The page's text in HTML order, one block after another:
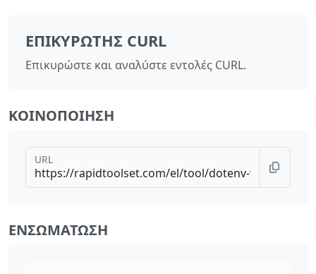
ΕΠΙΚΥΡΩΤΉΣ CURL
Επικυρώστε και αναλύστε εντολές CURL.
ΚΟΙΝΟΠΟΊΗΣΗ
URL
ΕΝΣΩΜΆΤΩΣΗ